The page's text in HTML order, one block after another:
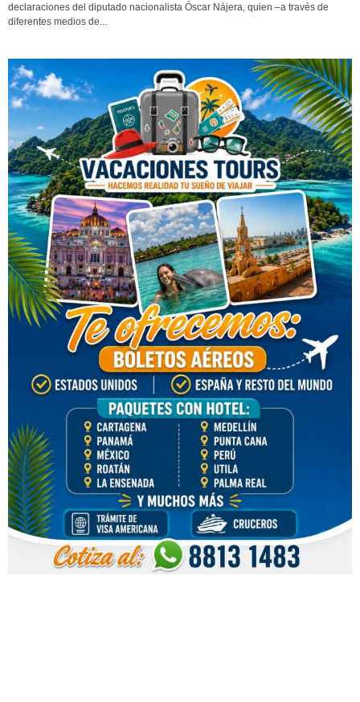
declaraciones del diputado nacionalista Óscar Nájera, quien –a través de
diferentes medios de...